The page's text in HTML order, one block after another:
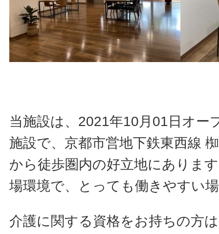
当施設は、2021年10月01日オー
施設で、京都市営地下鉄東西線
から徒歩圏内の好立地にありま
場環境で、とっても働きやすい
介護に関する資格をお持ちの方